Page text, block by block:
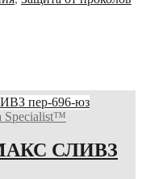
Specialist™
СЛИВЗ